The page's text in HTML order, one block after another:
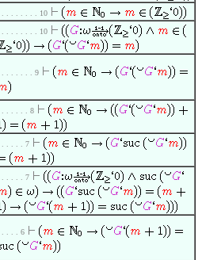
. . . . . . . . . 10
. . . . . . . . . 10
. . . . . . . . 9
. . . . . . . 8
. . . . . . 7
. . . . . . 7
. . . . . 6